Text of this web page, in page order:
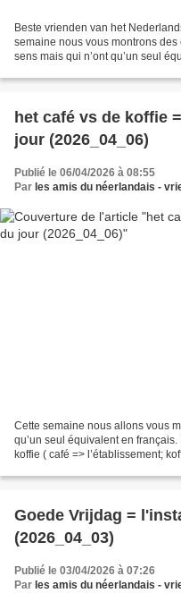
Beste vrienden van het
semaine nous vous montrons des
sens mais qui n’ont qu’un seul
https://upload.wikimedia.org/
het café vs de koffie
jour (2026_04_06)
Publié le 06/04/2026 à 08:55
Par les amis du néerlandais -
Cette semaine nous allons vous
qu’un seul équivalent en
koffie ( café => l’établissement;
Goede Vrijdag =
(2026_04_03)
Publié le 03/04/2026 à 07:26
Par les amis du néerlandais -